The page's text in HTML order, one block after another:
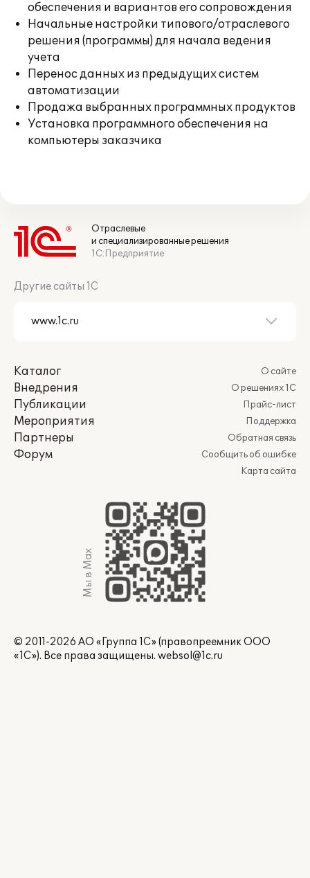
обеспечения и вариантов его сопровождения
Начальные настройки типового/отраслевого
решения (программы) для начала ведения
учета
Перенос данных из предыдущих систем
автоматизации
Продажа выбранных программных продуктов
Установка программного обеспечения на
компьютеры заказчика
Отраслевые
и специализированные решения
1С:Предприятие
Другие сайты 1С
Каталог
Внедрения
Публикации
Мероприятия
Партнеры
Форум
О сайте
О решениях 1С
Прайс-лист
Поддержка
Обратная связь
Сообщить об ошибке
Карта сайта
Мы в Max
© 2011-2026 АО «Группа 1С» (правопреемник ООО
«1С»). Все права защищены. websol@1c.ru